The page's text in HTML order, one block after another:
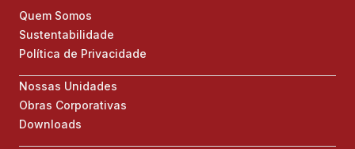
Quem Somos
Sustentabilidade
Política de Privacidade
Nossas Unidades
Obras Corporativas
Downloads